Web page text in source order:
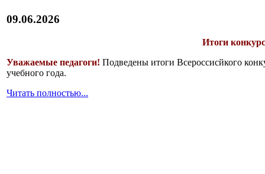
09.06.2026
Итоги
Уважаемые педагоги! Подведены итоги Всероссисйкого
учебного года.
Читать полностью...